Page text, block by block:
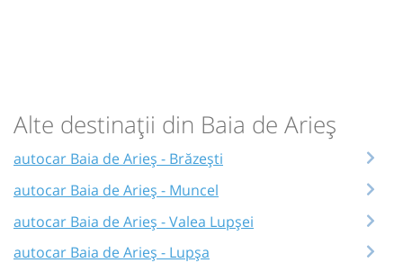
Alte destinații din Baia de Arieș
autocar Baia de Arieș - Brăzești
autocar Baia de Arieș - Muncel
autocar Baia de Arieș - Valea Lupșei
autocar Baia de Arieș - Lupșa